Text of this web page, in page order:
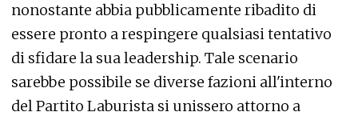
nonostante abbia pubblicamente ribadito di
essere pronto a respingere qualsiasi tentativo
di sfidare la sua leadership. Tale scenario
sarebbe possibile se diverse fazioni all'interno
del Partito Laburista si unissero attorno a